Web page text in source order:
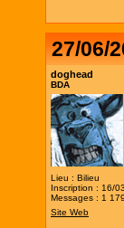
27/06/
doghead
BDA
Lieu : Bilieu
Inscription : 16/
Messages : 1 179
Site Web